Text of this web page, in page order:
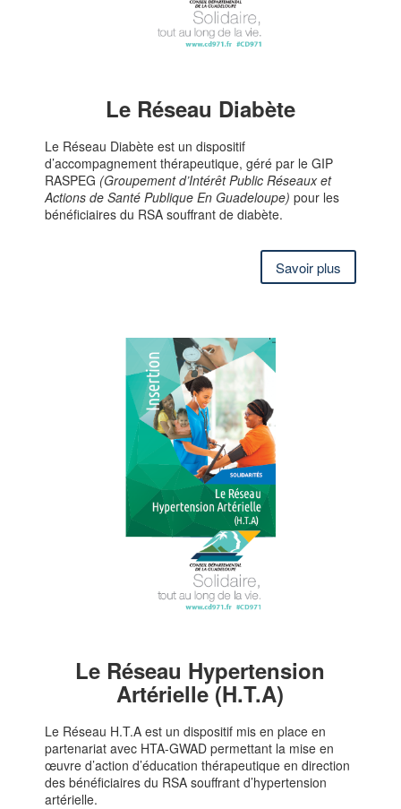
Le Réseau Diabète
Le Réseau Diabète est un dispositif
d’accompagnement thérapeutique, géré par le GIP
RASPEG (Groupement d’Intérêt Public Réseaux et
Actions de Santé Publique En Guadeloupe) pour les
bénéficiaires du RSA souffrant de diabète.
Savoir plus
Le Réseau Hypertension
Artérielle (H.T.A)
Le Réseau H.T.A est un dispositif mis en place en
partenariat avec HTA-GWAD permettant la mise en
œuvre d’action d’éducation thérapeutique en direction
des bénéficiaires du RSA souffrant d’hypertension
artérielle.